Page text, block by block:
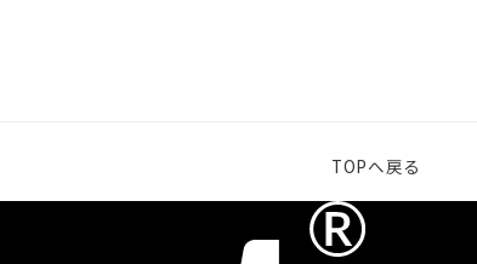
TOPへ戻る